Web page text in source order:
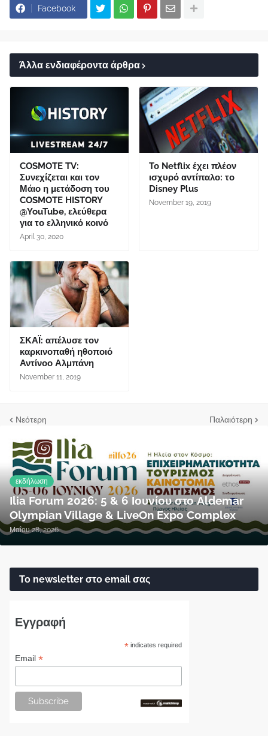
Facebook
Άλλα ενδιαφέροντα άρθρα
COSMOTE TV:
Συνεχίζεται και τον
Μάιο η μετάδοση του
COSMOTE HISTORY
@YouTube, ελεύθερα
για το ελληνικό κοινό
April 30, 2020
Το Netflix έχει πλέον
ισχυρό αντίπαλο: το
Disney Plus
November 19, 2019
ΣΚΑΪ: απέλυσε τον
καρκινοπαθή ηθοποιό
Αντίνοο Αλμπάνη
November 11, 2019
Νεότερη Παλαιότερη
εκδήλωση
Ilia Forum 2026: 5 & 6 Ιουνίου στο Aldemar
Olympian Village & LiveOn Expo Complex
Μαΐου 28, 2026
Το newsletter στο email σας
Εγγραφή
* indicates required
Email *